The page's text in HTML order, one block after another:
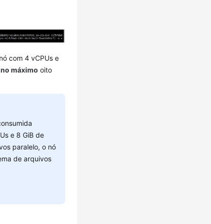
com 4 vCPUs e
no máximo oito
e 8 GiB de
paralelo, o nó
de arquivos